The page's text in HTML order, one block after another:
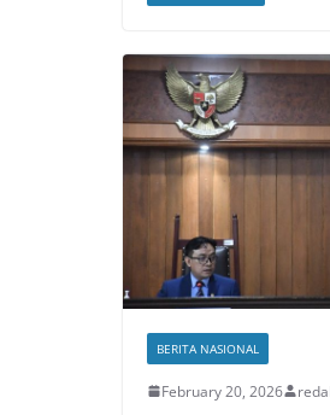
BERITA NASIONAL
February 20, 2026